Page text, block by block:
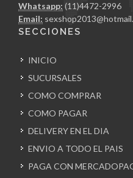
Whatsapp: (11)4472-2996
Email:
SECCIONES
INICIO
SUCURSALES
COMO COMPRAR
COMO PAGAR
DELIVERY EN EL DIA
ENVIO A TODO EL PAIS
PAGA CON